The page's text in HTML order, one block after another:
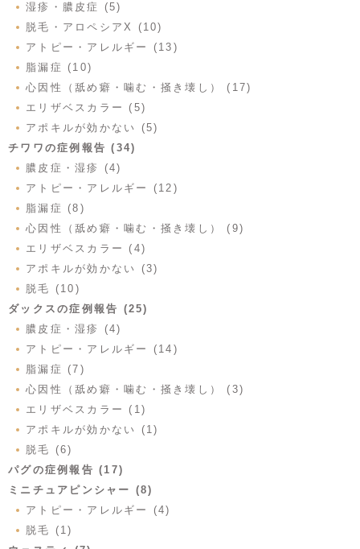
湿疹・膿皮症 (5)
脱毛・アロペシアX (10)
アトピー・アレルギー (13)
脂漏症 (10)
心因性（舐め癖・噛む・掻き壊し） (17)
エリザベスカラー (5)
アポキルが効かない (5)
チワワの症例報告 (34)
膿皮症・湿疹 (4)
アトピー・アレルギー (12)
脂漏症 (8)
心因性（舐め癖・噛む・掻き壊し） (9)
エリザベスカラー (4)
アポキルが効かない (3)
脱毛 (10)
ダックスの症例報告 (25)
膿皮症・湿疹 (4)
アトピー・アレルギー (14)
脂漏症 (7)
心因性（舐め癖・噛む・掻き壊し） (3)
エリザベスカラー (1)
アポキルが効かない (1)
脱毛 (6)
パグの症例報告 (17)
ミニチュアピンシャー (8)
アトピー・アレルギー (4)
脱毛 (1)